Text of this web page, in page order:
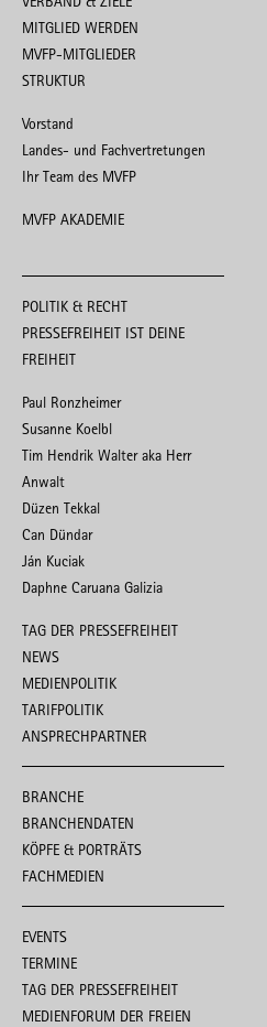
MITGLIED WERDEN
MVFP-MITGLIEDER
STRUKTUR
Vorstand
Landes- und Fachvertretungen
Ihr Team des MVFP
MVFP AKADEMIE
POLITIK & RECHT
PRESSEFREIHEIT IST DEINE
FREIHEIT
Paul Ronzheimer
Susanne Koelbl
Tim Hendrik Walter aka Herr
Anwalt
Düzen Tekkal
Can Dündar
Ján Kuciak
Daphne Caruana Galizia
TAG DER PRESSEFREIHEIT
NEWS
MEDIENPOLITIK
TARIFPOLITIK
ANSPRECHPARTNER
BRANCHE
BRANCHENDATEN
KÖPFE & PORTRÄTS
FACHMEDIEN
EVENTS
TERMINE
TAG DER PRESSEFREIHEIT
MEDIENFORUM DER FREIEN